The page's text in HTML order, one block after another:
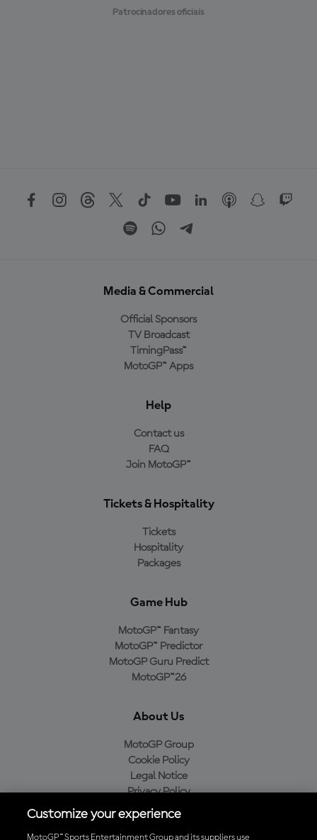
Patrocinadores oficiais
Media & Commercial
Official Sponsors
TV Broadcast
TimingPass™
MotoGP™ Apps
Help
Contact us
FAQ
Join MotoGP™
Tickets & Hospitality
Tickets
Hospitality
Packages
Game Hub
MotoGP™ Fantasy
MotoGP™ Predictor
MotoGP Guru Predict
MotoGP™26
About Us
MotoGP Group
Cookie Policy
Legal Notice
Privacy Policy
Purchase Policy
Customize your experience
MotoGP™ Sports Entertainment Group and its suppliers use